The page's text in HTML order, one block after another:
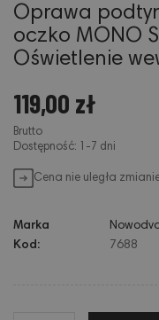
Oprawa
oczko MONO
Oświetlenie
119,00 zł
Brutto
Dostępność: 1-7 dni
Cena nie uległa
Marka
Kod:
7688